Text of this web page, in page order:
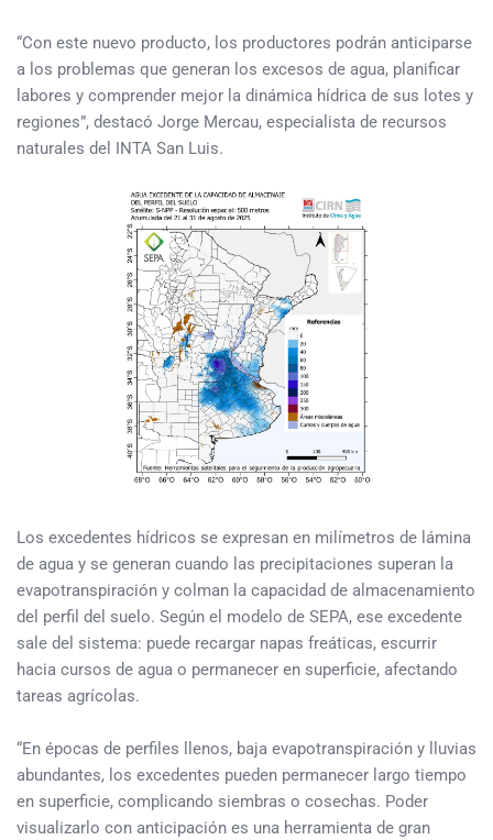
“Con este nuevo producto, los productores podrán anticiparse
a los problemas que generan los excesos de agua, planificar
labores y comprender mejor la dinámica hídrica de sus lotes y
regiones”, destacó Jorge Mercau, especialista de recursos
naturales del INTA San Luis.
Los excedentes hídricos se expresan en milímetros de lámina
de agua y se generan cuando las precipitaciones superan la
evapotranspiración y colman la capacidad de almacenamiento
del perfil del suelo. Según el modelo de SEPA, ese excedente
sale del sistema: puede recargar napas freáticas, escurrir
hacia cursos de agua o permanecer en superficie, afectando
tareas agrícolas.
“En épocas de perfiles llenos, baja evapotranspiración y lluvias
abundantes, los excedentes pueden permanecer largo tiempo
en superficie, complicando siembras o cosechas. Poder
visualizarlo con anticipación es una herramienta de gran